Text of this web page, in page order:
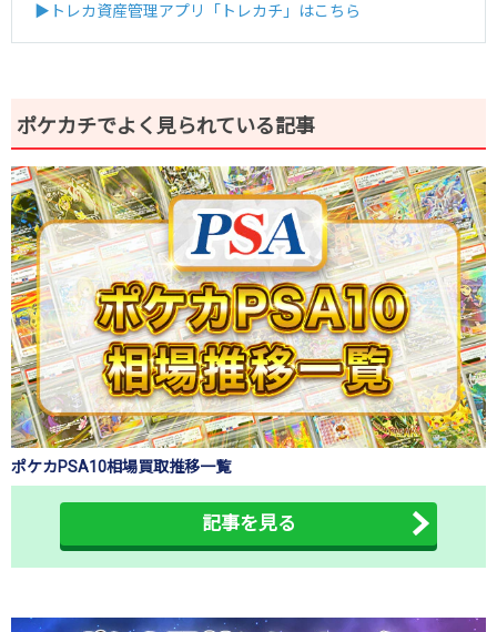
▶トレカ資産管理アプリ「トレカチ」はこちら
ポケカチでよく見られている記事
ポケカPSA10相場買取推移一覧
記事を見る